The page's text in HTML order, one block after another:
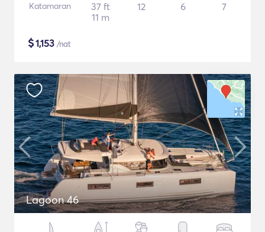
Katamaran
37 ft
11 m
12 6 7
$1,153 /nat
Lagoon 46